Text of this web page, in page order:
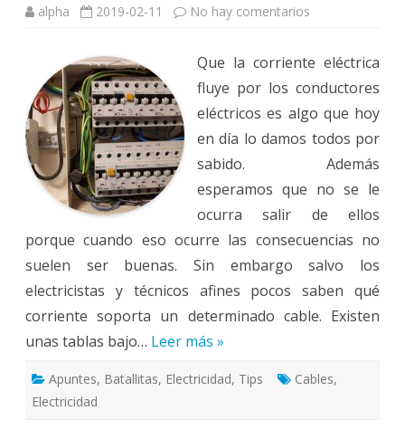
alpha 2019-02-11 No hay comentarios
de
conductores
Que la corriente eléctrica
fluye por los conductores
eléctricos es algo que hoy
en día lo damos todos por
sabido. Además
esperamos que no se le
ocurra salir de ellos
porque cuando eso ocurre las consecuencias no
suelen ser buenas. Sin embargo salvo los
electricistas y técnicos afines pocos saben qué
corriente soporta un determinado cable. Existen
unas tablas bajo… Leer más »
Apuntes, Batallitas, Electricidad, Tips Cables,
Electricidad